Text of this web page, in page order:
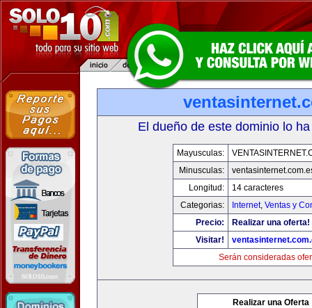
El dueño de este dominio lo
Mayusculas:
Minusculas:
Longitud:
14 caracteres
Categorias:
Internet, Ventas y
Precio:
Realizar una oferta!
Visitar!
Serán consideradas
Realizar una Oferta